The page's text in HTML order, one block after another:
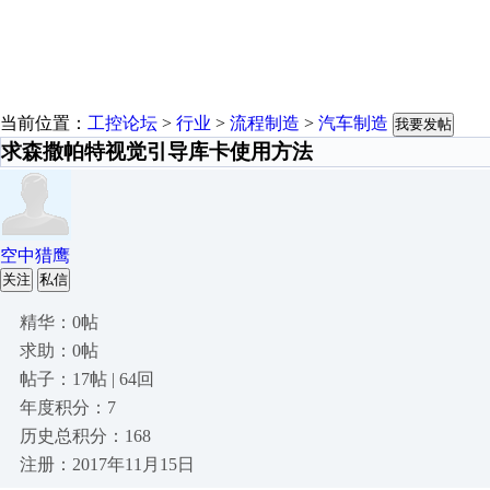
当前位置： 工控论坛 > 行业 > 流程制造 > 汽车制造 我要发帖
求森撒帕特视觉引导库卡使用方法
空中猎鹰
关注 私信
精华：0帖
求助：0帖
帖子：17帖 | 64回
年度积分：7
历史总积分：168
注册：2017年11月15日